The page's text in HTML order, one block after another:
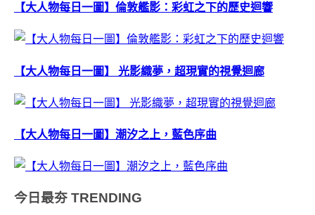
【大人物每日一圖】倫敦艦影：彩虹之下的歷史迴響
【大人物每日一圖】 光影織夢，超現實的視覺迴廊
【大人物每日一圖】潮汐之上，藍色序曲
今日最夯 TRENDING